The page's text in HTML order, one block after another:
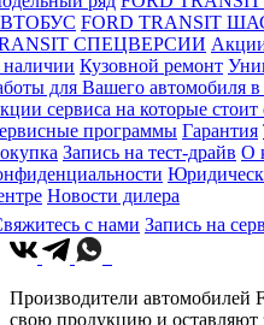
FORD TRANSIT
СПЕЦВЕРСИИ
Кузовной ремонт
для Вашего автомобиля
сервиса на которые
программы Гарантия
Запись на тест-драйв О
Новости дилера
с нами Запись на
Производители автомобилей
свою продукцию и оставляют